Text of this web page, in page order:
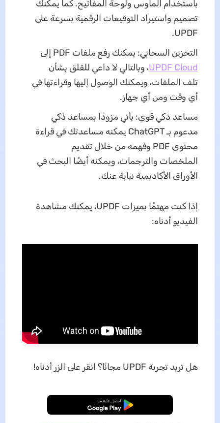
باستخدام الماوس ولوحة المفاتيح. كما يمكنك
تصميم واستيراد التوقيعات الرقمية بسرعة على
UPDF.
التخزين السحابي: يمكنك رفع ملفات PDF إلى
UPDF Cloud، وبالتالي لا داعي للقلق بشأن
تلف الملفات، ويمكنك الوصول إليها وقراءتها في
أي وقت ومن أي جهاز.
مساعد ذكي قوي: يأتي مزودًا بمساعد ذكي
مدعوم بـ ChatGPT يمكنه مساعدتك في قراءة
محتوى PDF وفهمه من خلال تقديم
الملخصات والترجمات، ويمكنه أيضًا البحث في
الأوراق الأكاديمية نيابة عنك.
إذا كنت مهتمًا بميزات UPDF، يمكنك مشاهدة
الفيديو أدناه:
هل تريد تجربة UPDF مجانًا؟ انقر على الزر أدناه!
تنزيل مجاني